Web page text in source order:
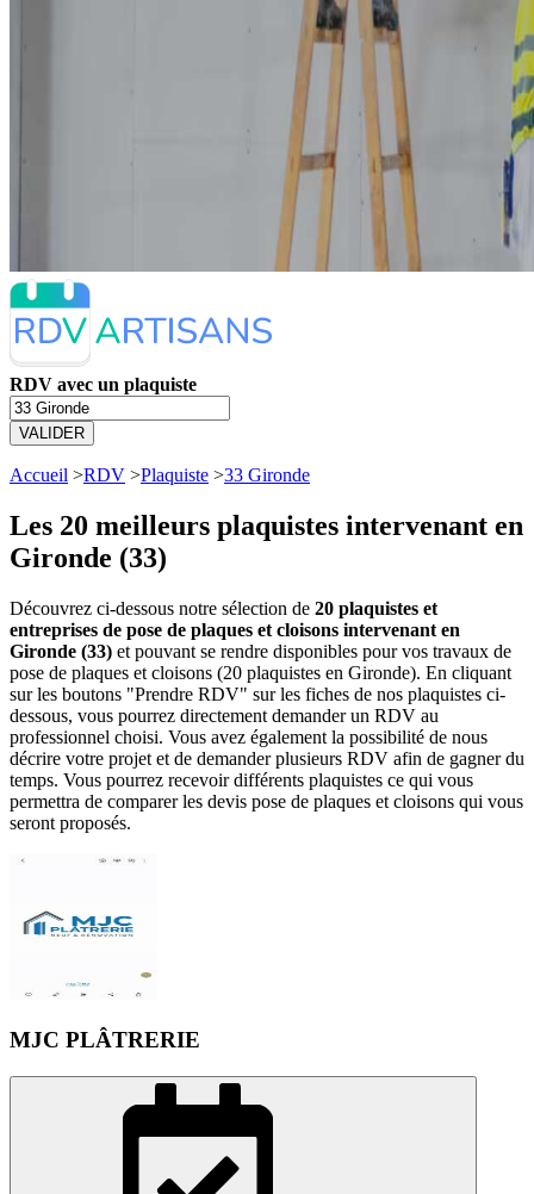
RDV avec un plaquiste
VALIDER
Accueil >RDV >Plaquiste >33 Gironde
Les 20 meilleurs plaquistes intervenant en
Gironde (33)
Découvrez ci-dessous notre sélection de 20 plaquistes et
entreprises de pose de plaques et cloisons intervenant en
Gironde (33) et pouvant se rendre disponibles pour vos travaux de
pose de plaques et cloisons (20 plaquistes en Gironde). En cliquant
sur les boutons "Prendre RDV" sur les fiches de nos plaquistes ci-
dessous, vous pourrez directement demander un RDV au
professionnel choisi. Vous avez également la possibilité de nous
décrire votre projet et de demander plusieurs RDV afin de gagner du
temps. Vous pourrez recevoir différents plaquistes ce qui vous
permettra de comparer les devis pose de plaques et cloisons qui vous
seront proposés.
MJC PLÂTRERIE